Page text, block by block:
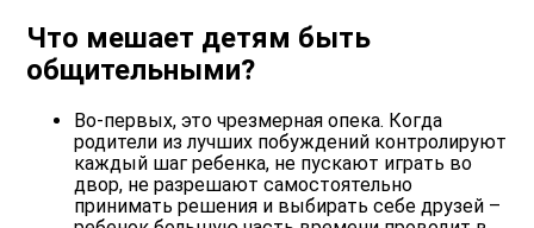
Что мешает детям быть
общительными?
Во-первых, это чрезмерная опека. Когда
родители из лучших побуждений контролируют
каждый шаг ребенка, не пускают играть во
двор, не разрешают самостоятельно
принимать решения и выбирать себе друзей –